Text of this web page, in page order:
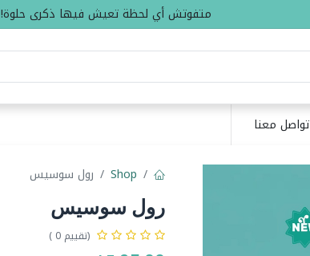
متفوتش أي لحظة تعيش فيها ذكرى حلوة!
تواصل معنا
Shop رول سوسيس
رول سوسيس
(تقييم 0 )